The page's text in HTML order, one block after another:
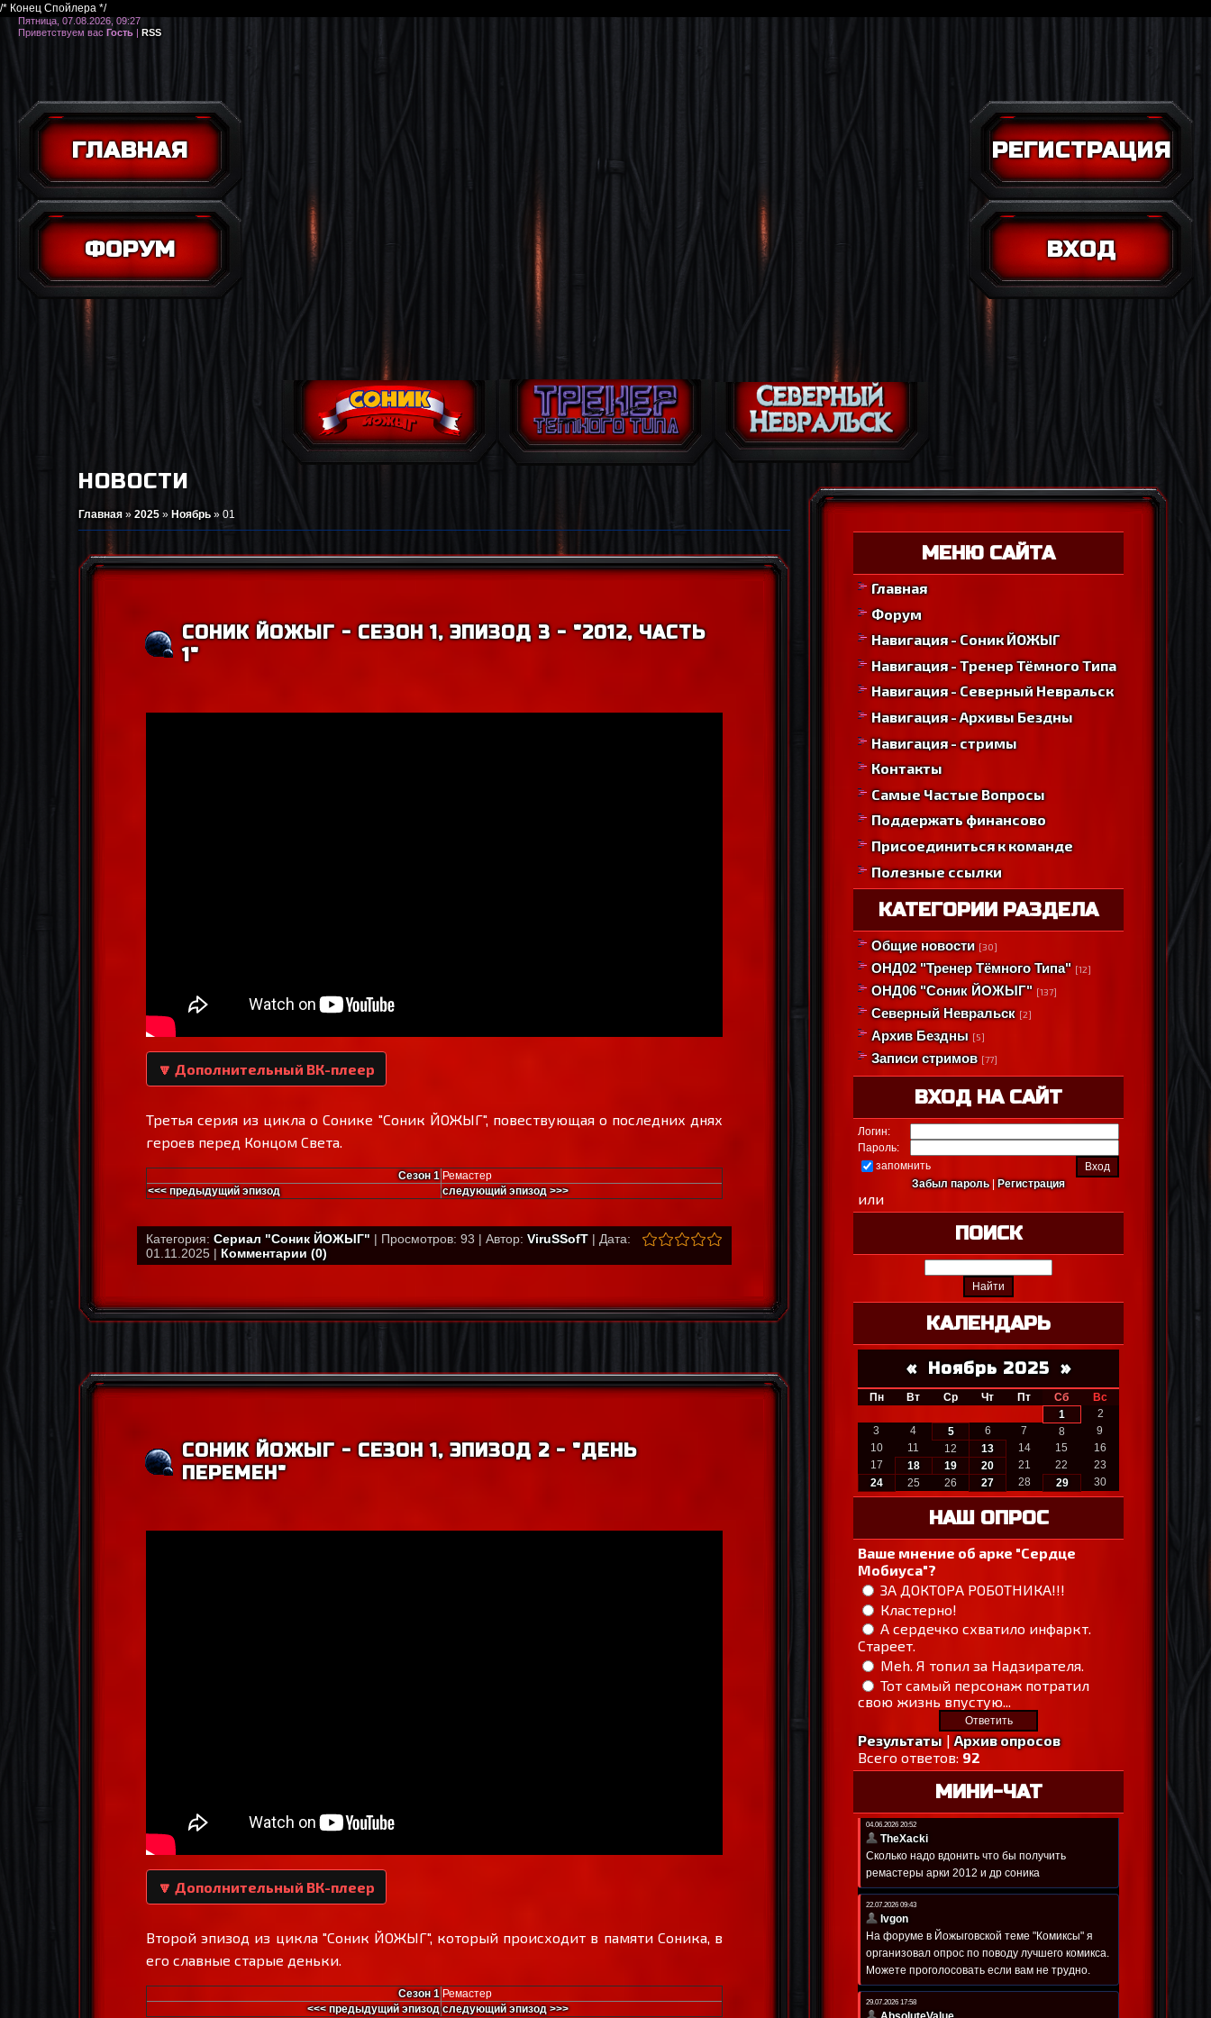
/* Конец Спойлера */
ГЛАВНАЯ
ФОРУМ
РЕГИСТРАЦИЯ
ВХОД
Пятница, 07.08.2026, 09:27
Приветствуем вас Гость | RSS
НОВОСТИ
Главная » 2025 » Ноябрь » 01
СОНИК ЙОЖЫГ - СЕЗОН 1, ЭПИЗОД 3 - "2012, ЧАСТЬ
1"
🔽 Дополнительный ВК-плеер
Третья серия из цикла о Сонике "Соник ЙОЖЫГ", повествующая о последних днях
героев перед Концом Света.
Сезон 1 Ремастер
<<< предыдущий эпизод
следующий эпизод >>>
Категория: Сериал "Соник ЙОЖЫГ" | Просмотров: 93 | Автор: ViruSSofT | Дата:
01.11.2025 | Комментарии (0)
СОНИК ЙОЖЫГ - СЕЗОН 1, ЭПИЗОД 2 - "ДЕНЬ
ПЕРЕМЕН"
🔽 Дополнительный ВК-плеер
Второй эпизод из цикла "Соник ЙОЖЫГ", который происходит в памяти Соника, в
его славные старые деньки.
Сезон 1 Ремастер
<<< предыдущий эпизод следующий эпизод >>>
МЕНЮ САЙТА
Главная
Форум
Навигация - Соник ЙОЖЫГ
Навигация - Тренер Тёмного Типа
Навигация - Северный Невральск
Навигация - Архивы Бездны
Навигация - стримы
Контакты
Самые Частые Вопросы
Поддержать финансово
Присоединиться к команде
Полезные ссылки
КАТЕГОРИИ РАЗДЕЛА
Общие новости [30]
ОНД02 "Тренер Тёмного Типа" [12]
ОНД06 "Соник ЙОЖЫГ" [137]
Северный Невральск [2]
Архив Бездны [5]
Записи стримов [77]
ВХОД НА САЙТ
Логин:
Пароль:
запомнить
Забыл пароль|Регистрация
или
ПОИСК
КАЛЕНДАРЬ
« Ноябрь 2025 »
Пн Вт Ср Чт Пт Сб
Вс
1
2
3
4 5 6 7 8
9
10
11 12 13 14 15
16
17
18 19 20 21 22
23
24
25 26 27 28 29 30
НАШ ОПРОС
Ваше мнение об арке "Сердце
Мобиуса"?
ЗА ДОКТОРА РОБОТНИКА!!!
Кластерно!
А сердечко схватило инфаркт.
Стареет.
Meh. Я топил за Надзирателя.
Тот самый персонаж потратил
свою жизнь впустую...
Результаты|Архив опросов
Всего ответов: 92
МИНИ-ЧАТ